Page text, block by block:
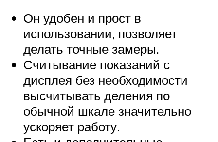
Он удобен и прост в
использовании, позволяет
делать точные замеры.
Считывание показаний с
дисплея без необходимости
высчитывать деления по
обычной шкале значительно
ускоряет работу.